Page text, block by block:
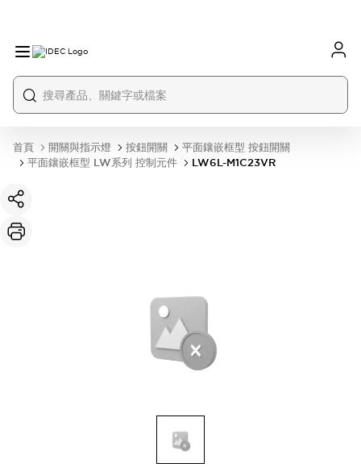
首頁 開關與指示燈 按鈕開關
平面鑲嵌框型 按鈕開關
平面鑲嵌框型 LW系列 控制元件
LW6L-M1C23VR